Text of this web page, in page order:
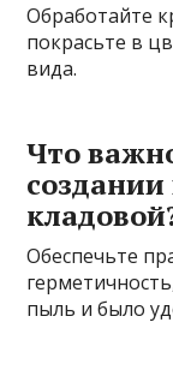
Обработайте
покрасьте в
вида.
Что
Обеспечьте
пыль и было